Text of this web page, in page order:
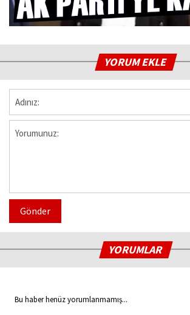
YORUM EKLE
Gönder
YORUMLAR
Bu haber henüz yorumlanmamış...